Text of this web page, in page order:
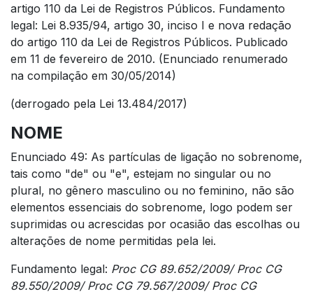
artigo 110 da Lei de Registros Públicos. Fundamento
legal: Lei 8.935/94, artigo 30, inciso I e nova redação
do artigo 110 da Lei de Registros Públicos. Publicado
em 11 de fevereiro de 2010. (Enunciado renumerado
na compilação em 30/05/2014)
(derrogado pela Lei 13.484/2017)
NOME
Enunciado 49: As partículas de ligação no sobrenome,
tais como "de" ou "e", estejam no singular ou no
plural, no gênero masculino ou no feminino, não são
elementos essenciais do sobrenome, logo podem ser
suprimidas ou acrescidas por ocasião das escolhas ou
alterações de nome permitidas pela lei.
Fundamento legal: Proc CG 89.652/2009/ Proc CG
89.550/2009/ Proc CG 79.567/2009/ Proc CG